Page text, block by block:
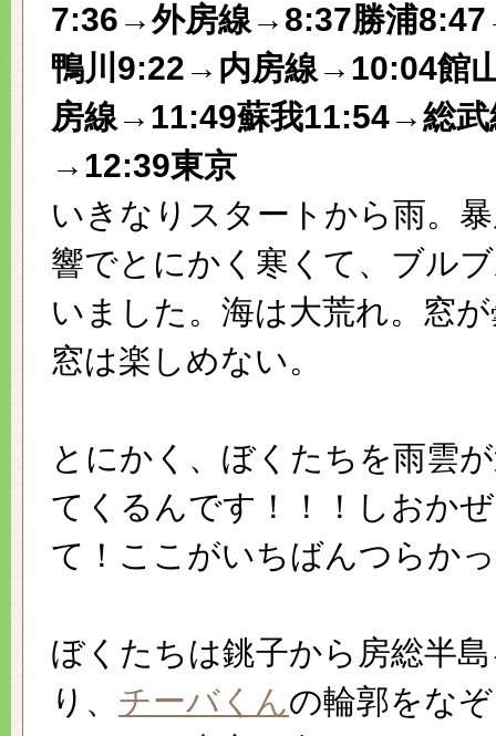
7:36→外房線→8:37勝浦
鴨川9:22→内房線→10:04館
房線→11:49蘇我11:54→総武
→12:39東京
いきなりスタートから雨。
響でとにかく寒くて、ブル
いました。海は大荒れ。窓
窓は楽しめない。
とにかく、ぼくたちを雨雲
てくるんです！！！しおか
て！ここがいちばんつらか
ぼくたちは銚子から房総半
り、 チーバくんの輪郭をな